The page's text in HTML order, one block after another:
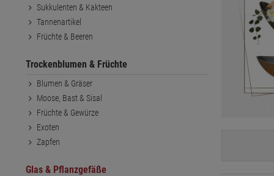
Sukkulenten & Kakteen
Tannenartikel
Früchte & Beeren
Trockenblumen & Früchte
Blumen & Gräser
Moose, Bast & Sisal
Früchte & Gewürze
Exoten
Zapfen
Glas & Pflanzgefäße